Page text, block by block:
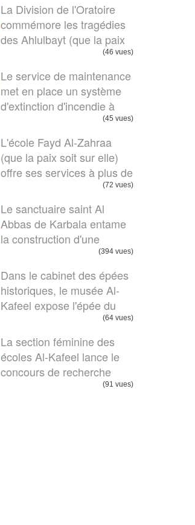
La Division de l'Oratoire
commémore les tragédies
des Ahlulbayt (que la paix
(46 vues)
Le service de maintenance
met en place un système
d'extinction d'incendie à
(45 vues)
L'école Fayd Al-Zahraa
(que la paix soit sur elle)
offre ses services à plus de
(72 vues)
Le sanctuaire saint Al
Abbas de Karbala entame
la construction d'une
(394 vues)
Dans le cabinet des épées
historiques, le musée Al-
Kafeel expose l'épée du
(64 vues)
La section féminine des
écoles Al-Kafeel lance le
concours de recherche
(91 vues)